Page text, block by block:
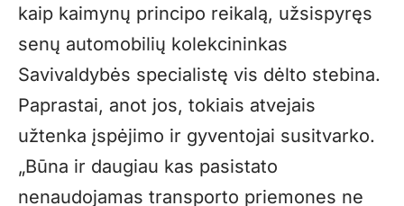
kaip kaimynų principo reikalą, užsispyręs
senų automobilių kolekcininkas
Savivaldybės specialistę vis dėlto stebina.
Paprastai, anot jos, tokiais atvejais
užtenka įspėjimo ir gyventojai susitvarko.
„Būna ir daugiau kas pasistato
nenaudojamas transporto priemones ne